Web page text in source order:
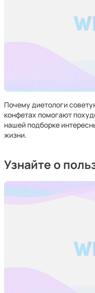
Почему диетологи
конфетах помогают
нашей подборке
жизни.
Узнайте о